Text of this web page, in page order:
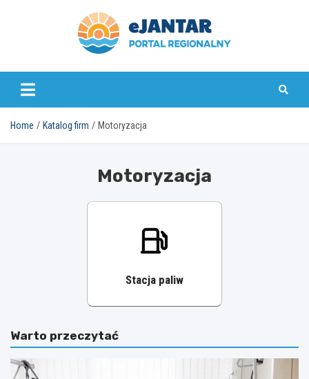
ejantar.pl
Home Katalog firm Motoryzacja
Motoryzacja
Stacja paliw
Warto przeczytać